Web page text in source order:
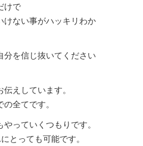
けで
けない事がハッキリわか
分を信じ抜いてください
えしています。
全てです。
っていくつもりです。
とっても可能です。